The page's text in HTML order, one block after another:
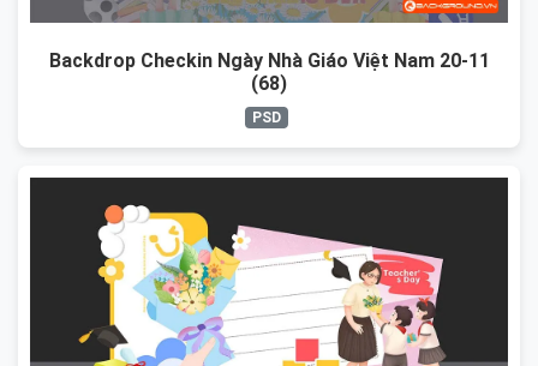
Backdrop Checkin Ngày Nhà Giáo Việt Nam 20-11
(68)
PSD